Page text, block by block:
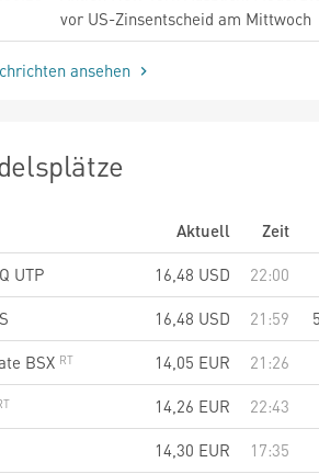
vor US-Zinsentscheid am Mittwoch
ansehen
Aktuell
Zeit
UTP
16,48 USD
22:00
16,48 USD 21:59
BSX
14,05 EUR
21:26
14,26 EUR
22:43
14,30 EUR 17:35